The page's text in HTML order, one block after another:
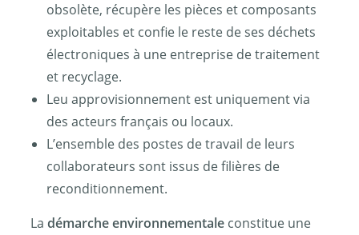
obsolète, récupère les pièces et composants
exploitables et confie le reste de ses déchets
électroniques à une entreprise de traitement
et recyclage.
Leu approvisionnement est uniquement via
des acteurs français ou locaux.
L’ensemble des postes de travail de leurs
collaborateurs sont issus de filières de
reconditionnement.
La démarche environnementale constitue une